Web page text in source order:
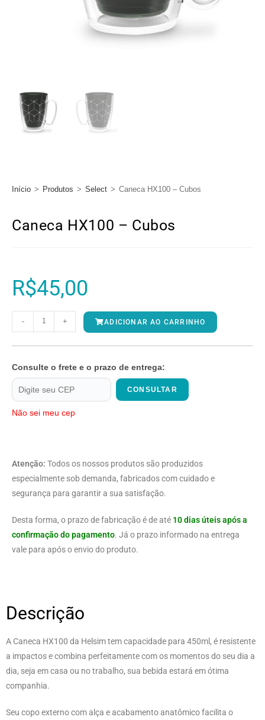
Início > Produtos > Select > Caneca HX100 – Cubos
Caneca HX100 – Cubos
R$45,00
- + ADICIONAR AO CARRINHO
Consulte o frete e o prazo de entrega:
CONSULTAR
Não sei meu cep
Atenção: Todos os nossos produtos são produzidos
especialmente sob demanda, fabricados com cuidado e
segurança para garantir a sua satisfação.
Desta forma, o prazo de fabricação é de até 10 dias úteis após a
confirmação do pagamento. Já o prazo informado na entrega
vale para após o envio do produto.
Descrição
A Caneca HX100 da Helsim tem capacidade para 450ml, é resistente
a impactos e combina perfeitamente com os momentos do seu dia a
dia, seja em casa ou no trabalho, sua bebida estará em ótima
companhia.
Seu copo externo com alça e acabamento anatômico facilita o